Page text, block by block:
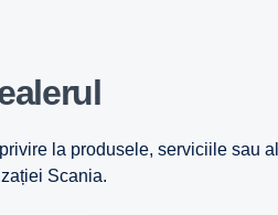
la produsele, serviciile sau
Scania.